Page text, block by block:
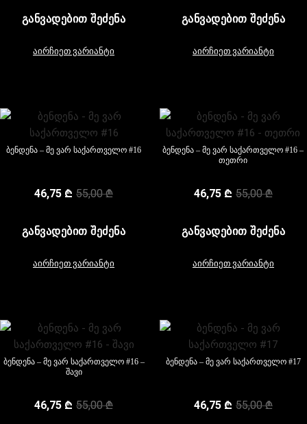
ᲒᲐᲜᲕᲐᲓᲔᲑᲘᲗ ᲨᲔᲫᲔᲜᲐ
აირჩიეთ ვარიანტი
ᲒᲐᲜᲕᲐᲓᲔᲑᲘᲗ ᲨᲔᲫᲔᲜᲐ
აირჩიეთ ვარიანტი
ბენდენა – მე ვარ საქართველო #16
55,00₾
46,75 ₾
ᲒᲐᲜᲕᲐᲓᲔᲑᲘᲗ ᲨᲔᲫᲔᲜᲐ
აირჩიეთ ვარიანტი
ბენდენა – მე ვარ საქართველო #16 –
თეთრი
55,00₾
46,75 ₾
ᲒᲐᲜᲕᲐᲓᲔᲑᲘᲗ ᲨᲔᲫᲔᲜᲐ
აირჩიეთ ვარიანტი
ბენდენა – მე ვარ საქართველო #16 –
შავი
55,00₾
46,75 ₾
ბენდენა – მე ვარ საქართველო #17
55,00₾
46,75 ₾